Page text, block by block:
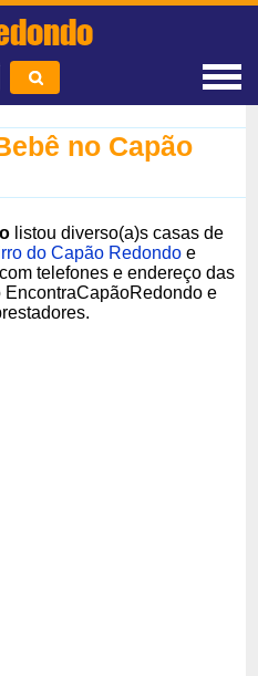
no Capão
listou diverso(a)s casas de
do Capão Redondo e
telefones e endereço das
e